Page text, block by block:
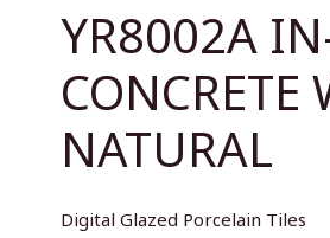
YR8002A
NATURAL
Digital Glazed Porcelain Tiles